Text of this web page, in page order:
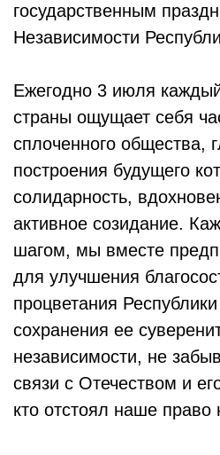
государственным
Независимости
Ежегодно 3 июля
страны ощущает себя
сплоченного общества,
построения будущего
солидарность,
активное созидание.
шагом, мы вместе
для улучшения
процветания
сохранения ее
независимости, не
связи с Отечеством и
кто отстоял наше право